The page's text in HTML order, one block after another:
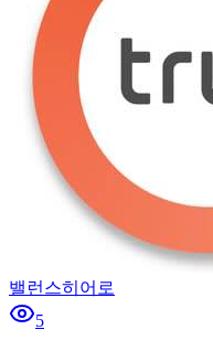
밸런스히어로
5